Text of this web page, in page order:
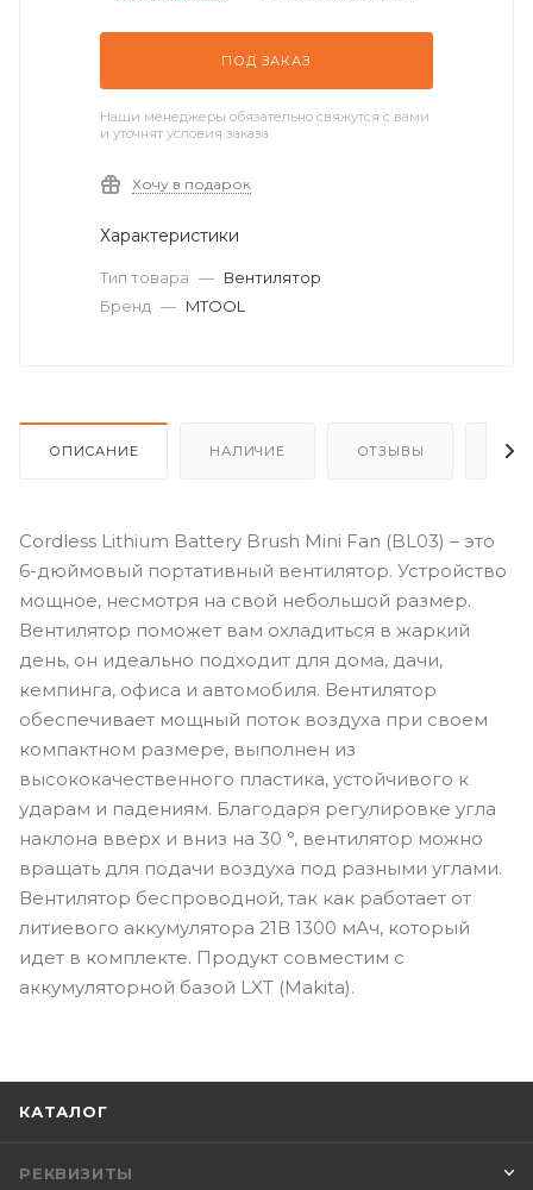
ПОД ЗАКАЗ
Наши менеджеры обязательно свяжутся с вами
и уточнят условия заказа
Хочу в подарок
Характеристики
Тип товара — Вентилятор
Бренд — MTOOL
ОПИСАНИЕ НАЛИЧИЕ ОТЗЫВЫ
Cordless Lithium Battery Brush Mini Fan (BL03) – это
6-дюймовый портативный вентилятор. Устройство
мощное, несмотря на свой небольшой размер.
Вентилятор поможет вам охладиться в жаркий
день, он идеально подходит для дома, дачи,
кемпинга, офиса и автомобиля. Вентилятор
обеспечивает мощный поток воздуха при своем
компактном размере, выполнен из
высококачественного пластика, устойчивого к
ударам и падениям. Благодаря регулировке угла
наклона вверх и вниз на 30 °, вентилятор можно
вращать для подачи воздуха под разными углами.
Вентилятор беспроводной, так как работает от
литиевого аккумулятора 21В 1300 мАч, который
идет в комплекте. Продукт совместим с
аккумуляторной базой LXT (Makita).
КАТАЛОГ
РЕКВИЗИТЫ